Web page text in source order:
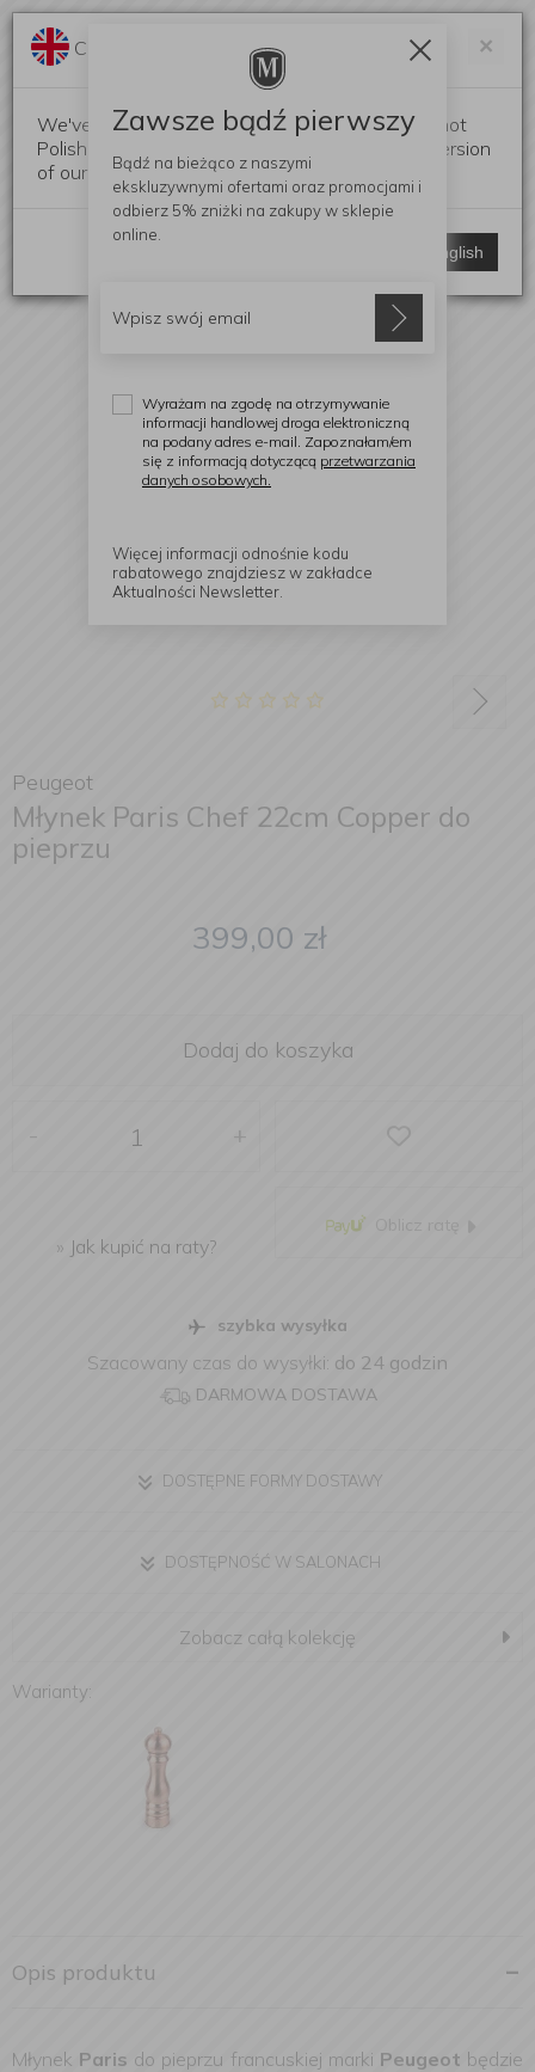
Peugeot
Młynek Paris Chef 22cm Copper do
pieprzu
399,00 zł
Dodaj do koszyka
+
» Jak kupić na raty?
szybka wysyłka
Szacowany czas do wysyłki: do 24 godzin
DARMOWA DOSTAWA
DOSTĘPNE FORMY DOSTAWY
DOSTĘPNOŚĆ W SALONACH
Zobacz całą kolekcję
Warianty:
Opis produktu
Młynek Paris do pieprzu francuskiej marki Peugeot będzie
×
Change language?
We've detected that your browser language is not
Polish. Would you like to switch to the English version
of our website?
Switch to English
Zawsze bądź pierwszy
Bądź na bieżąco z naszymi
ekskluzywnymi ofertami oraz promocjami i
odbierz 5% zniżki na zakupy w sklepie
online.
Wyrażam na zgodę na otrzymywanie
informacji handlowej droga elektroniczną
na podany adres e-mail. Zapoznałam/em
się z informacją dotyczącą przetwarzania
danych osobowych.
Więcej informacji odnośnie kodu
rabatowego znajdziesz w zakładce
Aktualności Newsletter.